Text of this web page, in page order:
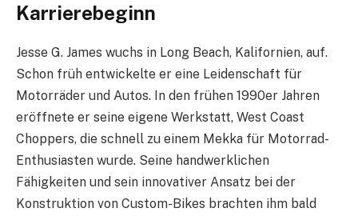
Karrierebeginn
Jesse G. James wuchs in Long Beach, Kalifornien, auf.
Schon früh entwickelte er eine Leidenschaft für
Motorräder und Autos. In den frühen 1990er Jahren
eröffnete er seine eigene Werkstatt, West Coast
Choppers, die schnell zu einem Mekka für Motorrad-
Enthusiasten wurde. Seine handwerklichen
Fähigkeiten und sein innovativer Ansatz bei der
Konstruktion von Custom-Bikes brachten ihm bald